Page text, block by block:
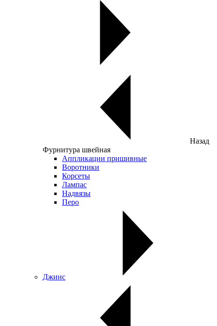
Назад
Фурнитура швейная
Аппликации пришивные
Воротники
Корсеты
Лампас
Надвязы
Перо
Джинс